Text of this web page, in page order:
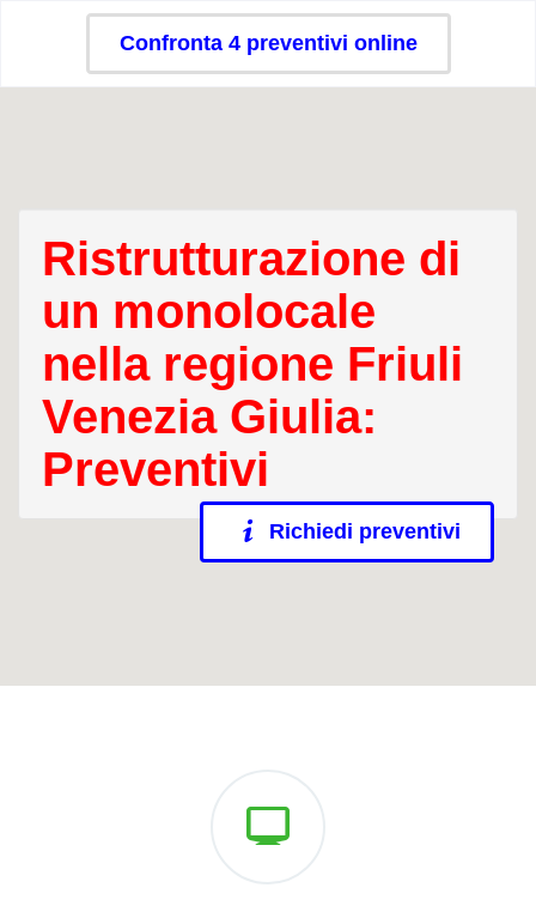
Confronta 4 preventivi online
Ristrutturazione di
un monolocale
nella regione Friuli
Venezia Giulia:
Preventivi
Richiedi preventivi